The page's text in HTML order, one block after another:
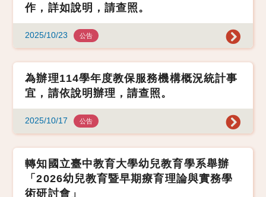
作，詳如說明，請查照。
2025/10/23 公告
為辦理114學年度教保服務機構概況統計事
宜，請依說明辦理，請查照。
2025/10/17 公告
轉知國立臺中教育大學幼兒教育學系舉辦
「2026幼兒教育暨早期療育理論與實務學
術研討會」